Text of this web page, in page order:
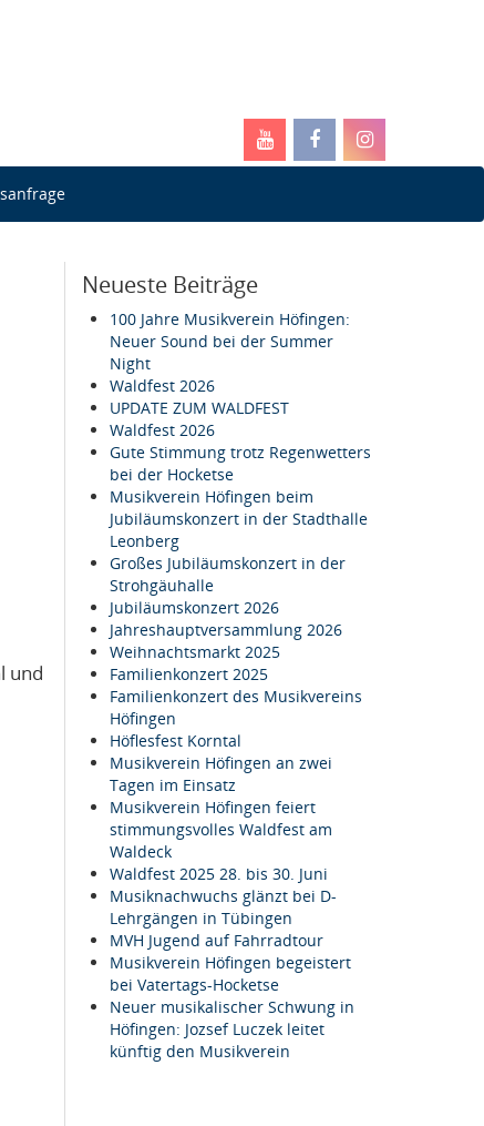
und
Neueste Beiträge
100 Jahre Musikverein Höfingen:
Neuer Sound bei der Summer
Night
Waldfest 2026
UPDATE ZUM WALDFEST
Waldfest 2026
Gute Stimmung trotz Regenwetters
bei der Hocketse
Musikverein Höfingen beim
Jubiläumskonzert in der Stadthalle
Leonberg
Großes Jubiläumskonzert in der
Strohgäuhalle
Jubiläumskonzert 2026
Jahreshauptversammlung 2026
Weihnachtsmarkt 2025
Familienkonzert 2025
Familienkonzert des Musikvereins
Höfingen
Höflesfest Korntal
Musikverein Höfingen an zwei
Tagen im Einsatz
Musikverein Höfingen feiert
stimmungsvolles Waldfest am
Waldeck
Waldfest 2025 28. bis 30. Juni
Musiknachwuchs glänzt bei D-
Lehrgängen in Tübingen
MVH Jugend auf Fahrradtour
Musikverein Höfingen begeistert
bei Vatertags-Hocketse
Neuer musikalischer Schwung in
Höfingen: Jozsef Luczek leitet
künftig den Musikverein